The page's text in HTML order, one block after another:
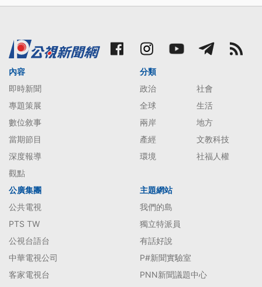
內容
即時新聞
專題策展
數位敘事
當期節目
深度報導
觀點
分類
政治
社會
全球
生活
兩岸
地方
產經
文教科技
環境
社福人權
公廣集團
公共電視
PTS TW
公視台語台
中華電視公司
客家電視台
主題網站
我們的島
獨立特派員
有話好說
P#新聞實驗室
PNN新聞議題中心